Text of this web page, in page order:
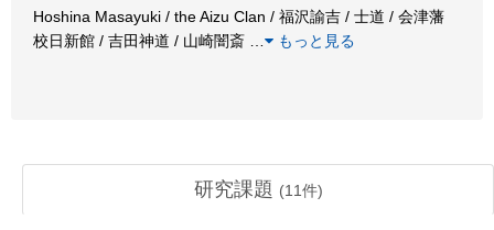
Hoshina Masayuki / the Aizu Clan / 福沢諭吉 / 士道 / 会津藩
校日新館 / 吉田神道 / 山崎闇斎
もっと見る
研究課題 (11件)